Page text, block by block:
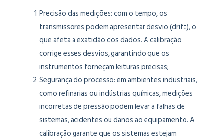
Precisão das medições: com o tempo, os
transmissores podem apresentar desvio (drift), o
que afeta a exatidão dos dados. A calibração
corrige esses desvios, garantindo que os
instrumentos forneçam leituras precisas;
Segurança do processo: em ambientes industriais,
como refinarias ou indústrias químicas, medições
incorretas de pressão podem levar a falhas de
sistemas, acidentes ou danos ao equipamento. A
calibração garante que os sistemas estejam